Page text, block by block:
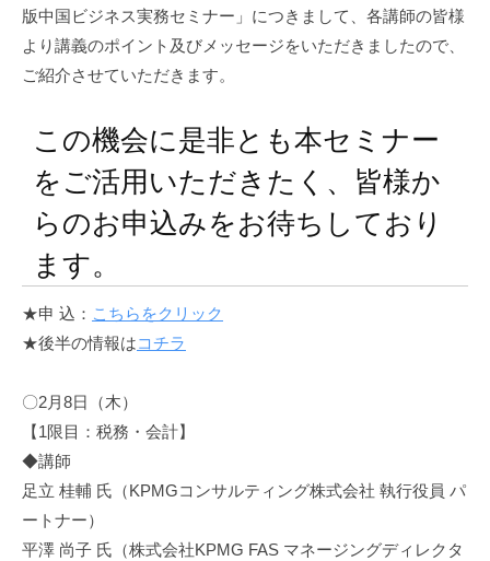
促
進
構
p
)
版中国ビジネス実務セミナー」につきまして、各講師の皆様
より講義のポイント及びメッセージをいただきましたので、
ご紹介させていただきます。
この機会に是非とも本セミナー
をご活用いただきたく、皆様か
らのお申込みをお待ちしており
ます。
★申 込： こちらをクリック
★後半の情報はコチラ
〇2月8日（木）
【1限目：税務・会計】
◆講師
足立 桂輔 氏（KPMGコンサルティング株式会社 執行役員 パ
ートナー）
平澤 尚子 氏（株式会社KPMG FAS マネージングディレクタ